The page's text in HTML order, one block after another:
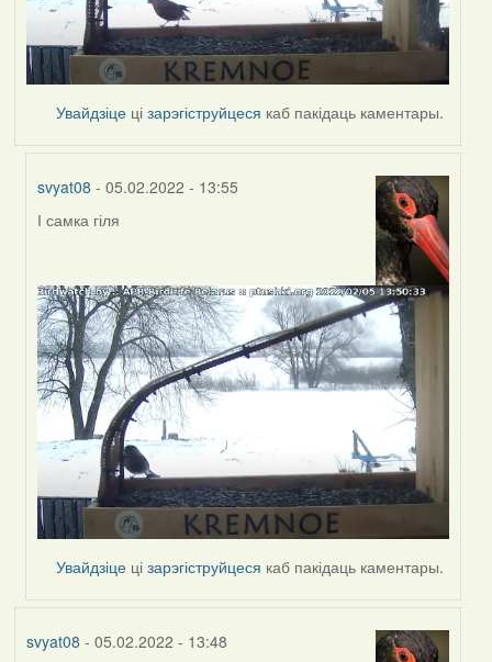
Увайдзіце цізарэгіструйцеся каб пакідаць каментары.
svyat08 - 05.02.2022 - 13:55
In
by
svyat08
І самка гіля
Увайдзіце цізарэгіструйцеся каб пакідаць каментары.
svyat08 - 05.02.2022 - 13:48